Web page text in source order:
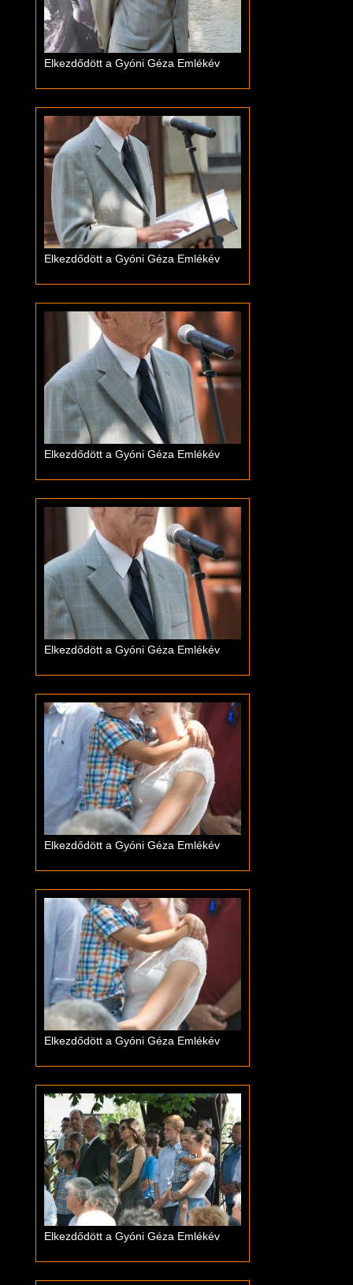
Elkezdődött a Gyóni Géza Emlékév
Elkezdődött a Gyóni Géza Emlékév
Elkezdődött a Gyóni Géza Emlékév
Elkezdődött a Gyóni Géza Emlékév
Elkezdődött a Gyóni Géza Emlékév
Elkezdődött a Gyóni Géza Emlékév
Elkezdődött a Gyóni Géza Emlékév